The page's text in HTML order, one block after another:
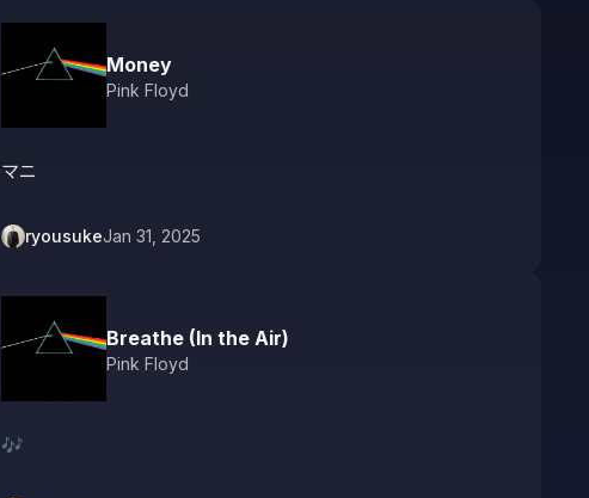
Money
Pink Floyd
マニ
ryousukeJan 31, 2025
Breathe (In the Air)
Pink Floyd
🎶